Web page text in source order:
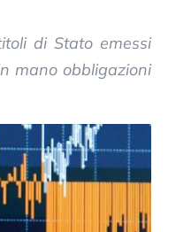
di Stato emessi
mano obbligazioni